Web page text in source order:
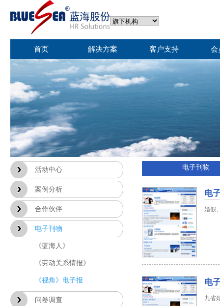
首页 解决方案 客户支持 会
活动中心
案例分析
合作伙伴
电子刊物
《蓝海人》
《劳动关系情报》
《视角》电子报
问卷调查
电子刊物
电
婚假
电
九省